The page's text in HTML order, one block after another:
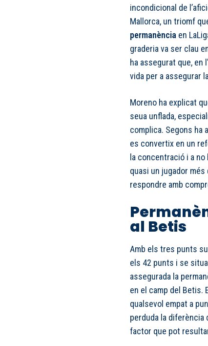
incondicional de
Mallorca, un triomf
permanència en
graderia va ser clau
ha assegurat que, en
vida per a assegurar
Moreno ha explicat
seua unflada,
complica. Segons ha
es convertix en un
la concentració i a
quasi un jugador
respondre amb
al Betis
Amb els tres punts
els 42 punts i se
assegurada la
en el camp del Betis.
qualsevol empat a
perduda la diferència
factor que pot